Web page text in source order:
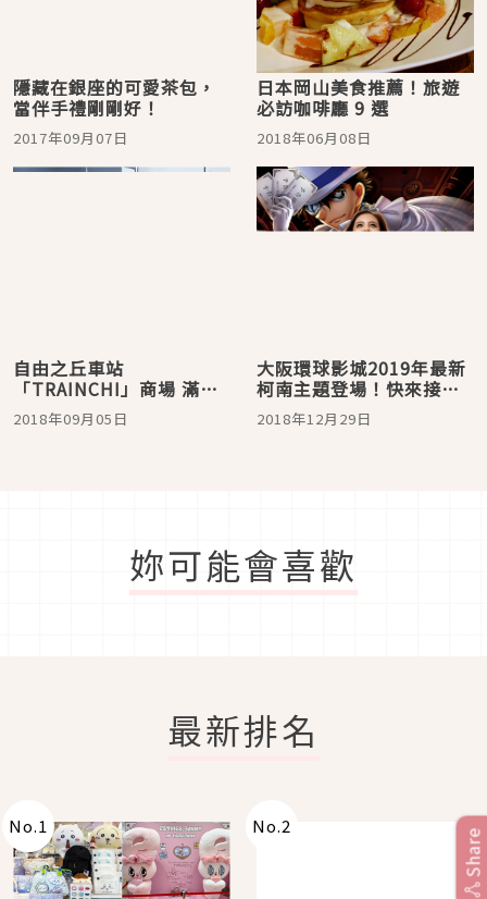
隱藏在銀座的可愛茶包，
當伴手禮剛剛好！
2017年09月07日
日本岡山美食推薦！旅遊
必訪咖啡廳 9 選
2018年06月08日
自由之丘車站
「TRAINCHI」商場 滿滿
雜貨超好逛
2018年09月05日
大阪環球影城2019年最新
柯南主題登場！快來接招
怪盜基德的預告信
2018年12月29日
妳可能會喜歡
最新排名
No.1 No.2
Share